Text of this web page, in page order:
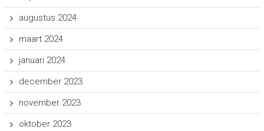
augustus 2024
maart 2024
januari 2024
december 2023
november 2023
oktober 2023